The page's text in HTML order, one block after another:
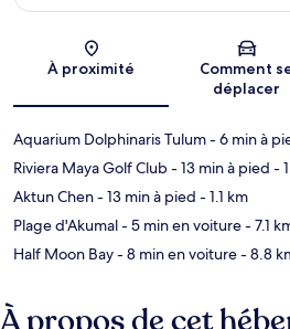
Carte
À proximité
Comment
déplacer
Aquarium Dolphinaris Tulum- 6 min à
Riviera Maya Golf Club- 13 min à pied -
Aktun Chen- 13 min à pied - 1.1 km
Plage d'Akumal- 5 min en voiture- 7.1
Half Moon Bay- 8 min en voiture- 8.8